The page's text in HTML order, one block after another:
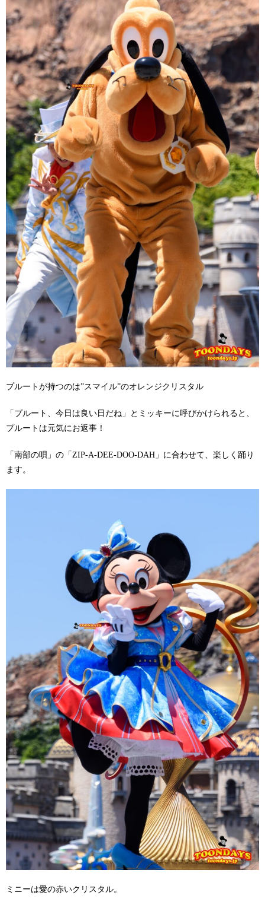
プルートが持つのは”スマイル”のオレンジクリスタル
「プルート、今日は良い日だね」とミッキーに呼びかけられると、
プルートは元気にお返事！
「南部の唄」の「ZIP-A-DEE-DOO-DAH」に合わせて、楽しく踊り
ます。
ミニーは愛の赤いクリスタル。